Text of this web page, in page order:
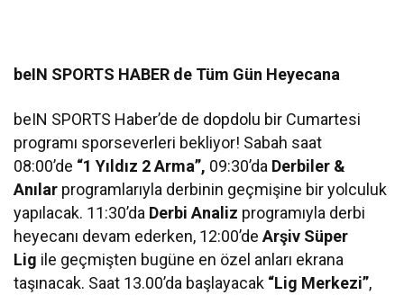
beIN SPORTS HABER de Tüm Gün Heyecana
beIN SPORTS Haber’de de dopdolu bir Cumartesi
programı sporseverleri bekliyor! Sabah saat
08:00’de “1 Yıldız 2 Arma”, 09:30’da Derbiler &
Anılar programlarıyla derbinin geçmişine bir yolculuk
yapılacak. 11:30’da Derbi Analiz programıyla derbi
heyecanı devam ederken, 12:00’deArşiv Süper
Lig ile geçmişten bugüne en özel anları ekrana
taşınacak. Saat 13.00’da başlayacak “Lig Merkezi”,